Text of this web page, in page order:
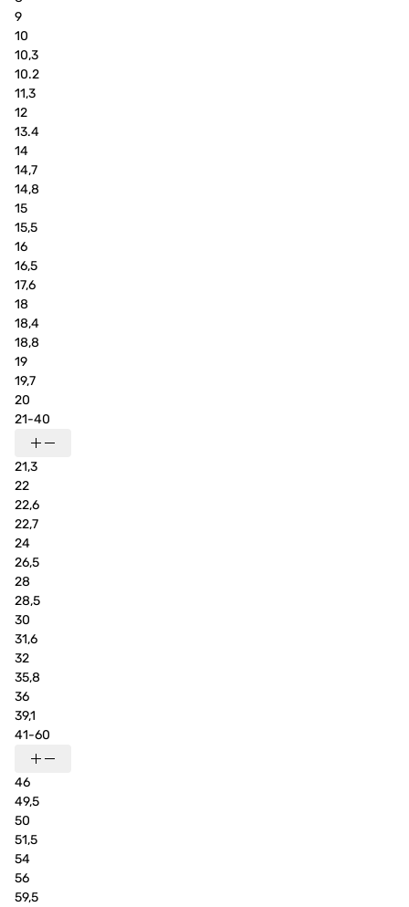
9
10
10,3
10.2
11,3
12
13.4
14
14,7
14,8
15
15,5
16
16,5
17,6
18
18,4
18,8
19
19,7
20
21-40
21,3
22
22,6
22,7
24
26,5
28
28,5
30
31,6
32
35,8
36
39,1
41-60
46
49,5
50
51,5
54
56
59,5